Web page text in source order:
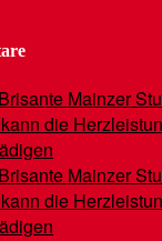
Brisante Mainzer
die
Brisante Mainzer
die